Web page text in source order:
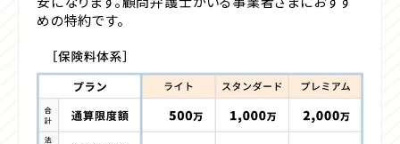
めの特約です。